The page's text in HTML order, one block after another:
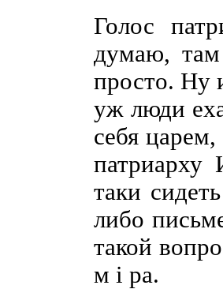
Голос
думаю, там
просто. Ну
уж люди
себя
таки
либо
такой
м i ра.